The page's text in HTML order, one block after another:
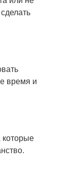
время и
которые